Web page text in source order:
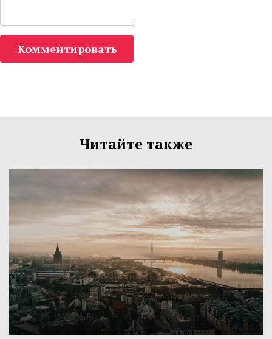
Комментировать
Читайте также